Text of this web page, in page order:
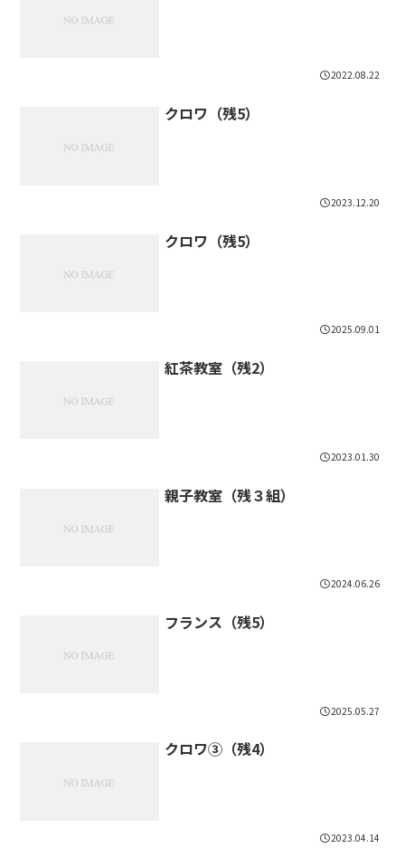
2022.08.22
クロワ（残5）
2023.12.20
クロワ（残5）
2025.09.01
紅茶教室（残2）
2023.01.30
親子教室（残３組）
2024.06.26
フランス（残5）
2025.05.27
クロワ③（残4）
2023.04.14